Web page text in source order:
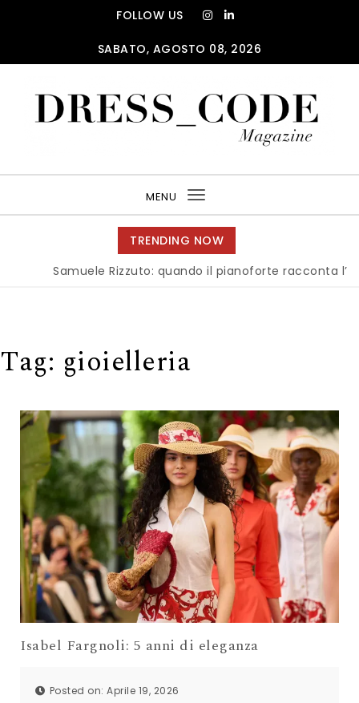
FOLLOW US
SABATO, AGOSTO 08, 2026
MENU
Toggle
navigation
TRENDING NOW
Samuele Rizzuto: quando il pianoforte racconta
Tag: gioielleria
Isabel Fargnoli: 5 anni di eleganza
Posted on: Aprile 19, 2026